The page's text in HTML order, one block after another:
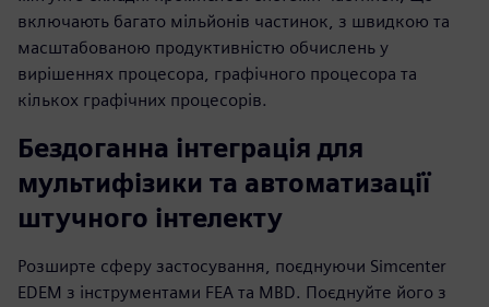
включають багато мільйонів частинок, з швидкою та
масштабованою продуктивністю обчислень у
вирішеннях процесора, графічного процесора та
кількох графічних процесорів.
Бездоганна інтеграція для
мультифізики та автоматизації
штучного інтелекту
Розширте сферу застосування, поєднуючи Simcenter
EDEM з інструментами FEA та MBD. Поєднуйте його з